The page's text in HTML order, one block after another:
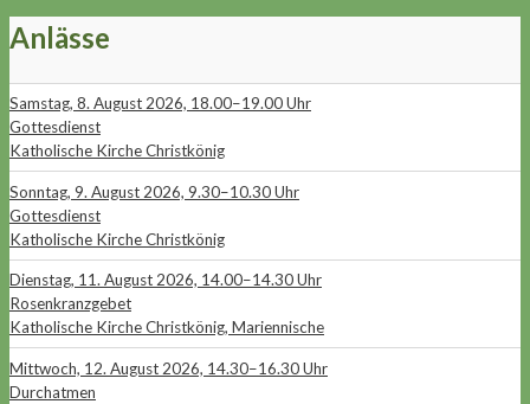
Anlässe
Samstag, 8. August 2026, 18.00–19.00 Uhr
Gottesdienst
Katholische Kirche Christkönig
Sonntag, 9. August 2026, 9.30–10.30 Uhr
Gottesdienst
Katholische Kirche Christkönig
Dienstag, 11. August 2026, 14.00–14.30 Uhr
Rosenkranzgebet
Katholische Kirche Christkönig, Mariennische
Mittwoch, 12. August 2026, 14.30–16.30 Uhr
Durchatmen